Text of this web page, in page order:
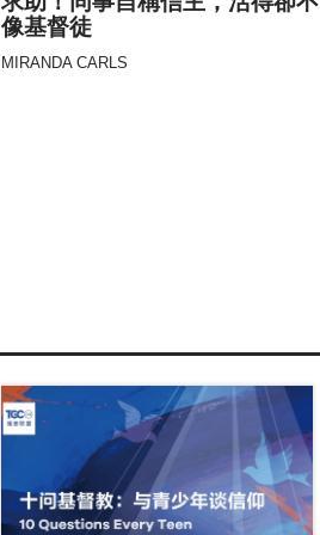
像基督徒
MIRANDA CARLS